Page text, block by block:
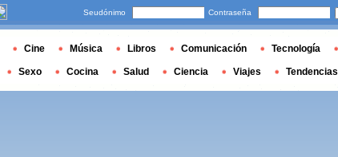
Seudónimo Contraseña
Cine Música Libros Comunicación Tecnología
Sexo Cocina Salud Ciencia Viajes Tendencias